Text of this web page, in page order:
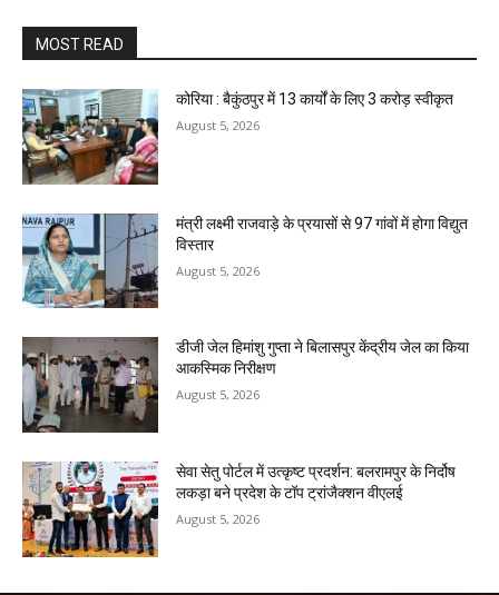
MOST READ
कोरिया : बैकुंठपुर में 13 कार्यों के लिए 3 करोड़ स्वीकृत
August 5, 2026
मंत्री लक्ष्मी राजवाड़े के प्रयासों से 97 गांवों में होगा विद्युत
विस्तार
August 5, 2026
डीजी जेल हिमांशु गुप्ता ने बिलासपुर केंद्रीय जेल का किया
आकस्मिक निरीक्षण
August 5, 2026
सेवा सेतु पोर्टल में उत्कृष्ट प्रदर्शन: बलरामपुर के निर्दोष
लकड़ा बने प्रदेश के टॉप ट्रांजैक्शन वीएलई
August 5, 2026